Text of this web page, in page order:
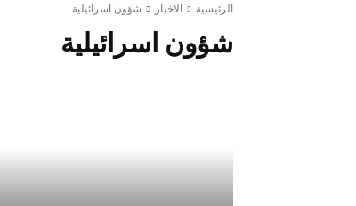
الرئيسية الاخبار شؤون اسرائيلية
شؤون اسرائيلية